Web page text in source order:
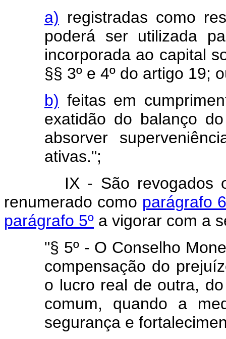
a) registradas como
poderá ser utilizada
incorporada ao capital
§§ 3º e 4º do artigo 19;
b) feitas em
exatidão do balanço
absorver
ativas.";
IX - São revogados
renumerado como parágrafo
parágrafo 5º a vigorar com
"§ 5º - O Conselho
compensação do
o lucro real de outra,
comum, quando a
segurança e